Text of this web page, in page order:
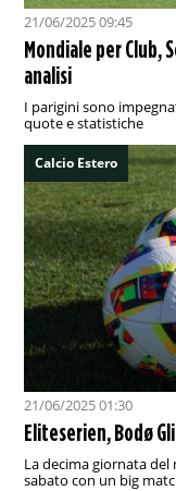
21/06/2025 09:45
Mondiale per Club,
analisi
I parigini sono
quote e statistiche
Calcio Estero
21/06/2025 01:30
Eliteserien, Bodø
La decima giornata
sabato con un big